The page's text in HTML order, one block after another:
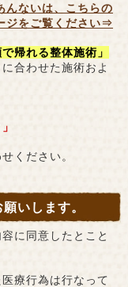
んないは、こちらの
ジをご覧ください⇒
で帰れる整体施術」
合わせた施術およ
ください。
いします。
に同意したとこと
療行為は行なって